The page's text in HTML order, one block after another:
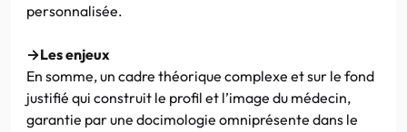
personnalisée.
→Les enjeux
En somme, un cadre théorique complexe et sur le fond
justifié qui construit le profil et l’image du médecin,
garantie par une docimologie omniprésente dans le